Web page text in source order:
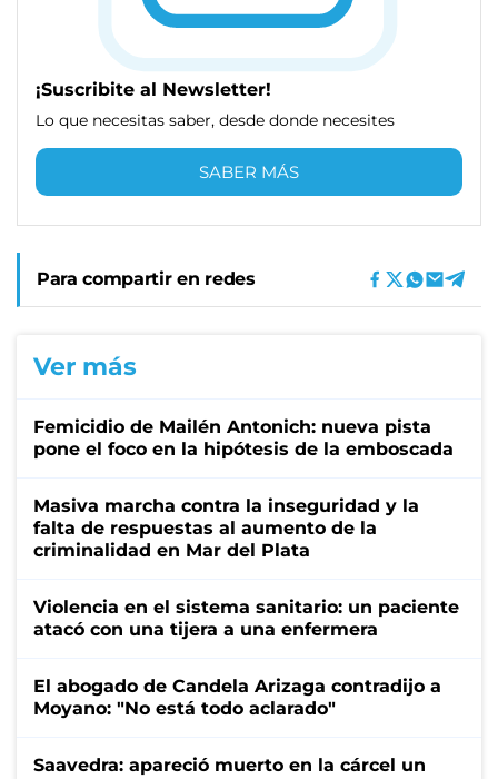
¡Suscribite al Newsletter!
Lo que necesitas saber, desde donde necesites
SABER MÁS
Para compartir en redes
Ver más
Femicidio de Mailén Antonich: nueva pista
pone el foco en la hipótesis de la emboscada
Masiva marcha contra la inseguridad y la
falta de respuestas al aumento de la
criminalidad en Mar del Plata
Violencia en el sistema sanitario: un paciente
atacó con una tijera a una enfermera
El abogado de Candela Arizaga contradijo a
Moyano: "No está todo aclarado"
Saavedra: apareció muerto en la cárcel un